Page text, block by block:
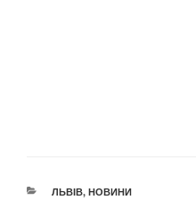
КАТЕГОРІЇ
ЛЬВІВ, НОВИНИ